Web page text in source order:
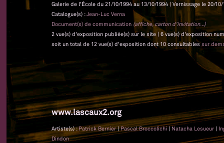
Galerie de l'École du 21/10/1994 au 13/10/1994 | Vernissage le 20/10/
Catalogue(s) :Jean-Luc Verna
Document(s) de communication (affiche, carton d'invitation...)
2 vue(s) d'exposition publiée(s) sur le site | 6 vue(s) d'exposition
soit un total de 12 vue(s) d'exposition dont 10 consultablessur
www.lascaux2.org
Artiste(s) :Patrick Bernier|Pascal Broccolichi| Natacha Lesueur |
Dindon